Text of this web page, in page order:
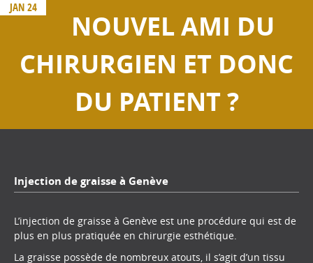
JAN 24
NOUVEL AMI DU
CHIRURGIEN ET DONC
DU PATIENT ?
Injection de graisse à Genève
L’injection de graisse à Genève est une procédure qui est de
plus en plus pratiquée en chirurgie esthétique.
La graisse possède de nombreux atouts, il s’agit d’un tissu